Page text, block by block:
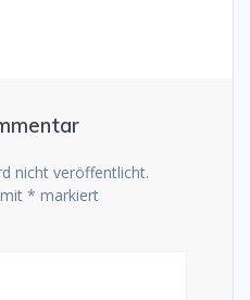
nicht veröffentlicht.
* markiert